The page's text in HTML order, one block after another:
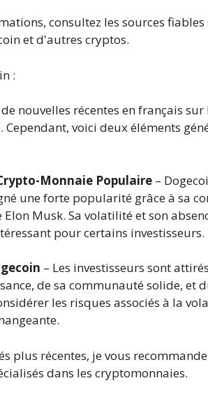
consultez les sources
et d'autres cryptos.
:
nouvelles récentes en français
Cependant, voici deux éléments
Monnaie Populaire –
une forte popularité grâce à sa
Elon Musk. Sa volatilité et son
pour certains investisseurs.
– Les investisseurs sont
de sa communauté solide, et
les risques associés à la
plus récentes, je vous
dans les cryptomonnaies.